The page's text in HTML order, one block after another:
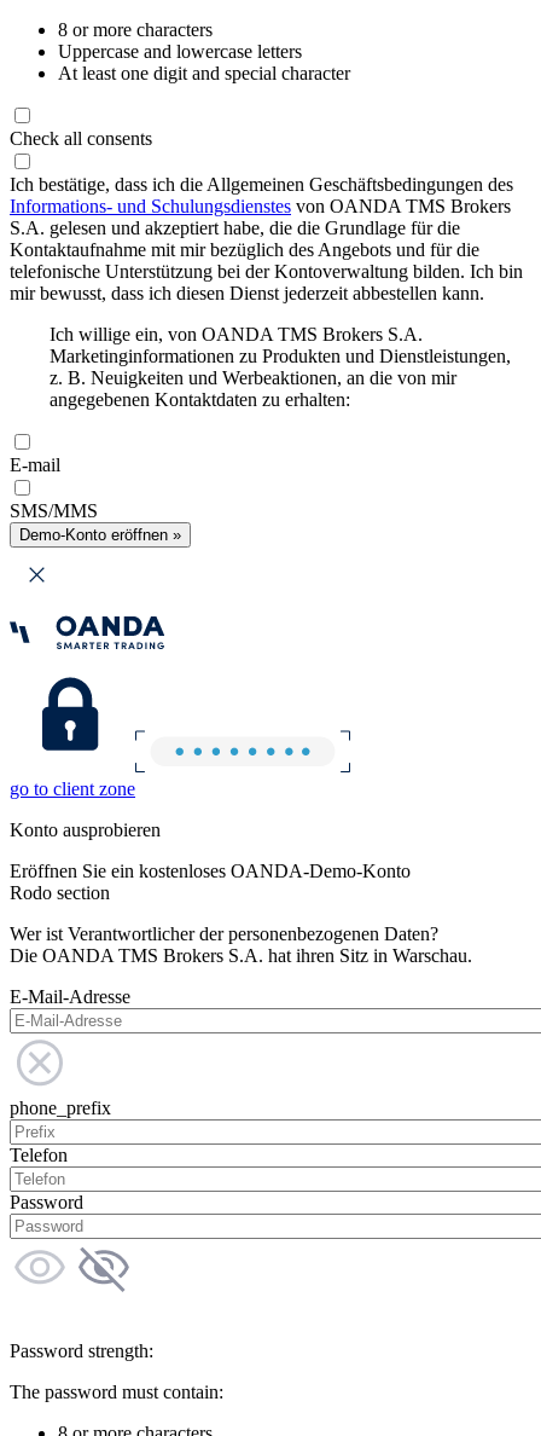
8 or more characters
Uppercase and lowercase letters
At least one digit and special character
Check all consents
Ich bestätige, dass ich die Allgemeinen Geschäftsbedingungen des
Informations- und Schulungsdienstes von OANDA TMS Brokers
S.A. gelesen und akzeptiert habe, die die Grundlage für die
Kontaktaufnahme mit mir bezüglich des Angebots und für die
telefonische Unterstützung bei der Kontoverwaltung bilden. Ich bin
mir bewusst, dass ich diesen Dienst jederzeit abbestellen kann.
Ich willige ein, von OANDA TMS Brokers S.A.
Marketinginformationen zu Produkten und Dienstleistungen,
z. B. Neuigkeiten und Werbeaktionen, an die von mir
angegebenen Kontaktdaten zu erhalten:
E-mail
SMS/MMS
Demo-Konto eröffnen »
go to client zone
Konto ausprobieren
Eröffnen Sie ein kostenloses OANDA-Demo-Konto
Rodo section
Wer ist Verantwortlicher der personenbezogenen Daten?
Die OANDA TMS Brokers S.A. hat ihren Sitz in Warschau.
E-Mail-Adresse
phone_prefix
Telefon
Password
Password strength:
The password must contain: